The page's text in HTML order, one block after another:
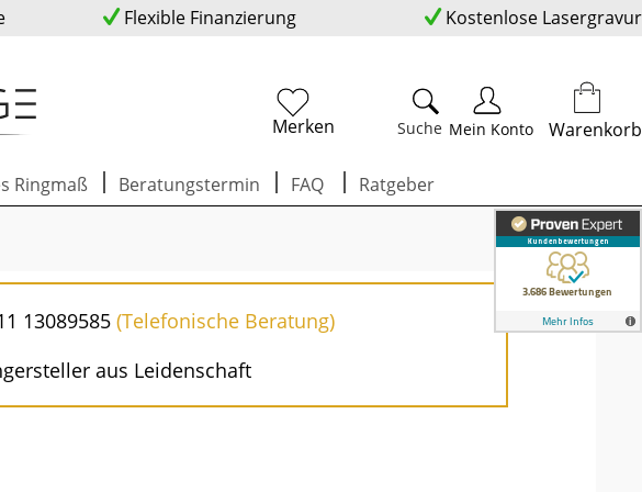
Flexible Finanzierung Kostenlose Lasergravur
Suche
Merken Mein Konto Warenkorb
Ringmaß Beratungstermin FAQ Ratgeber
13089585(Telefonische Beratung)
aus Leidenschaft